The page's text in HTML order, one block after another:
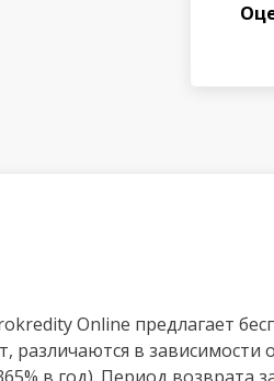
Online предлагает
различаются в зависимости